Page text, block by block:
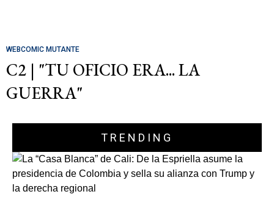
WEBCOMIC MUTANTE
C2 | "TU OFICIO ERA... LA
GUERRA"
TRENDING